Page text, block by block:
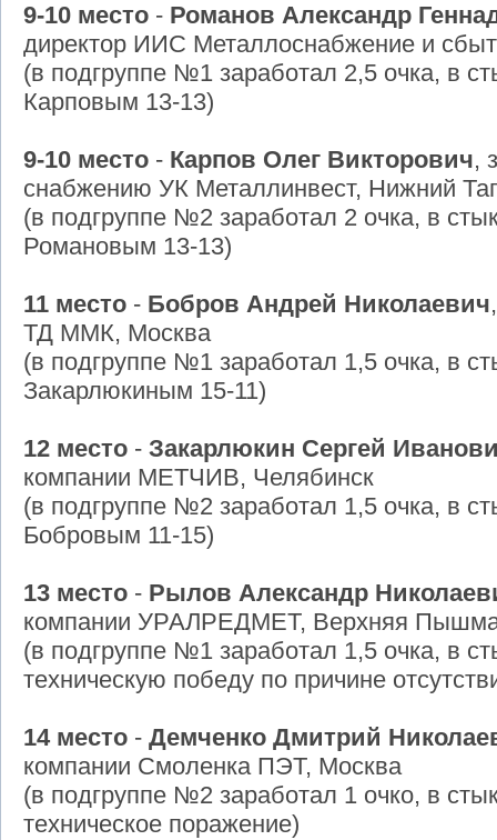
9-10 место - Романов Александр
директор ИИС Металлоснабжение и
(в подгруппе №1 заработал 2,5 очка, в
Карповым 13-13)
9-10 место - Карпов Олег Викторович,
снабжению УК Металлинвест, Нижний
(в подгруппе №2 заработал 2 очка, в
Романовым 13-13)
11 место - Бобров Андрей Николаевич
ТД ММК, Москва
(в подгруппе №1 заработал 1,5 очка, в
Закарлюкиным 15-11)
12 место - Закарлюкин Сергей
компании МЕТЧИВ, Челябинск
(в подгруппе №2 заработал 1,5 очка, в
Бобровым 11-15)
13 место - Рылов Александр
компании УРАЛРЕДМЕТ, Верхняя
(в подгруппе №1 заработал 1,5 очка, в
техническую победу по причине
14 место - Демченко Дмитрий
компании Смоленка ПЭТ, Москва
(в подгруппе №2 заработал 1 очко, в
техническое поражение)